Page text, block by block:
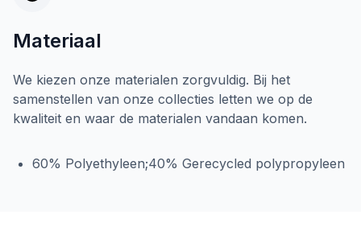
Materiaal
We kiezen onze materialen zorgvuldig. Bij het
samenstellen van onze collecties letten we op de
kwaliteit en waar de materialen vandaan komen.
60% Polyethyleen;40% Gerecycled polypropyleen